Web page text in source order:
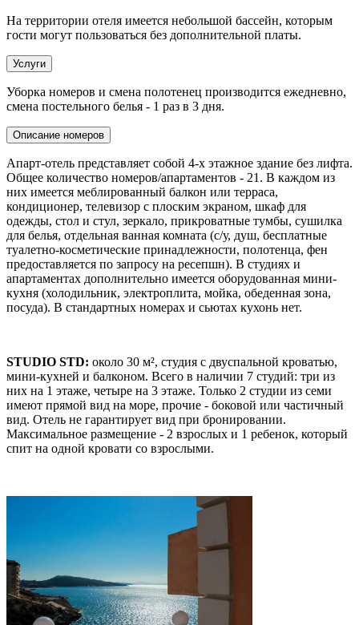
На территории отеля имеется небольшой бассейн, которым
гости могут пользоваться без дополнительной платы.
Услуги
Уборка номеров и смена полотенец производится ежедневно,
смена постельного белья - 1 раз в 3 дня.
Описание номеров
Апарт-отель представляет собой 4-х этажное здание без лифта.
Общее количество номеров/апартаментов - 21. В каждом из
них имеется меблированный балкон или терраса,
кондиционер, телевизор с плоским экраном, шкаф для
одежды, стол и стул, зеркало, прикроватные тумбы, сушилка
для белья, отдельная ванная комната (с/у, душ, бесплатные
туалетно-косметические принадлежности, полотенца, фен
предоставляется по запросу на ресепшн). В студиях и
апартаментах дополнительно имеется оборудованная мини-
кухня (холодильник, электроплита, мойка, обеденная зона,
посуда). В стандартных номерах и сьютах кухонь нет.
STUDIO STD: около 30 м², студия с двуспальной кроватью,
мини-кухней и балконом. Всего в наличии 7 студий: три из
них на 1 этаже, четыре на 3 этаже. Только 2 студии из семи
имеют прямой вид на море, прочие - боковой или частичный
вид. Отель не гарантирует вид при бронировании.
Максимальное размещение - 2 взрослых и 1 ребенок, который
спит на одной кровати со взрослыми.